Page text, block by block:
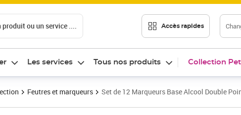
produit ou un service .... Accès rapides
Les services Tous nos produits Collection
Feutres et marqueurs Set de 12 Marqueurs Base Alcool Double